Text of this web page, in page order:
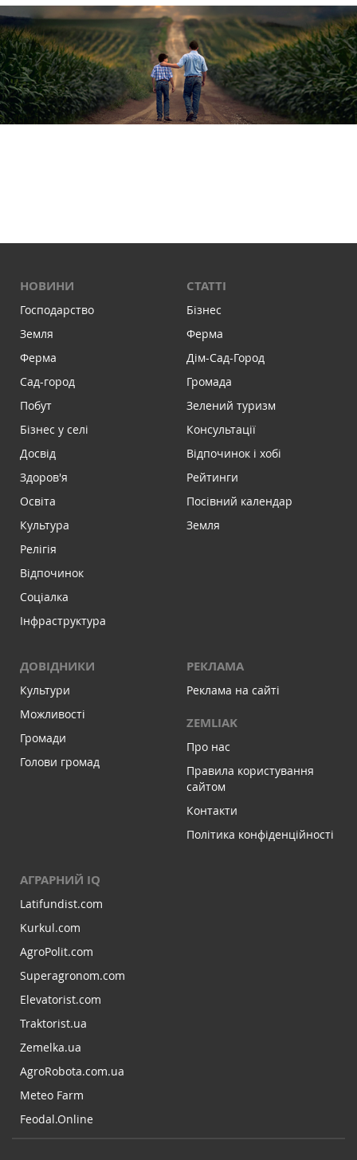
НОВИНИ
Господарство
Земля
Ферма
Сад-город
Побут
Бізнес у селі
Досвід
Здоров'я
Освіта
Культура
Релігія
Відпочинок
Соціалка
Інфраструктура
СТАТТІ
Бізнес
Ферма
Дім-Сад-Город
Громада
Зелений туризм
Консультації
Відпочинок і хобі
Рейтинги
Посівний календар
Земля
ДОВІДНИКИ
Культури
Можливості
Громади
Голови громад
РЕКЛАМА
Реклама на сайті
ZEMLIAK
Про нас
Правила користування
сайтом
Контакти
Політика конфіденційності
АГРАРНИЙ IQ
Latifundist.com
Kurkul.com
AgroPolit.com
Superagronom.com
Elevatorist.com
Traktorist.ua
Zemelka.ua
AgroRobota.com.ua
Meteo Farm
Feodal.Online